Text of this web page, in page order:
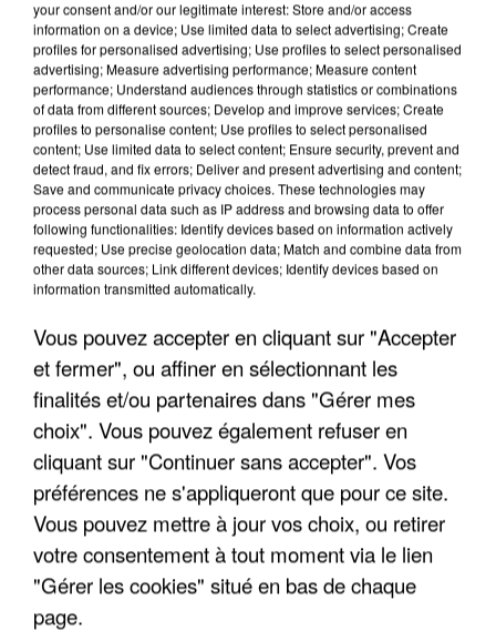
L’UN DES FONDATEURS SUPPOSÉS DE LA DZ
your consent and/or our legitimate interest: Store and/or access
information on a device; Use limited data to select advertising; Create
profiles for personalised advertising; Use profiles to select personalised
advertising; Measure advertising performance; Measure content
performance; Understand audiences through statistics or combinations
of data from different sources; Develop and improve services; Create
profiles to personalise content; Use profiles to select personalised
content; Use limited data to select content; Ensure security, prevent and
detect fraud, and fix errors; Deliver and present advertising and content;
Save and communicate privacy choices. These technologies may
process personal data such as IP address and browsing data to offer
following functionalities: Identify devices based on information actively
requested; Use precise geolocation data; Match and combine data from
other data sources; Link different devices; Identify devices based on
information transmitted automatically.
Vous pouvez accepter en cliquant sur "Accepter
et fermer", ou affiner en sélectionnant les
finalités et/ou partenaires dans "Gérer mes
choix". Vous pouvez également refuser en
cliquant sur "Continuer sans accepter". Vos
préférences ne s'appliqueront que pour ce site.
Vous pouvez mettre à jour vos choix, ou retirer
votre consentement à tout moment via le lien
"Gérer les cookies" situé en bas de chaque
page.